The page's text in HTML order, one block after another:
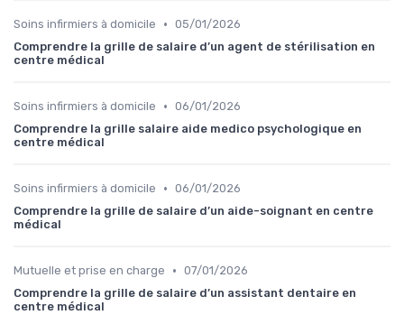
Soins infirmiers à domicile • 05/01/2026
Comprendre la grille de salaire d’un agent de stérilisation en
centre médical
Soins infirmiers à domicile • 06/01/2026
Comprendre la grille salaire aide medico psychologique en
centre médical
Soins infirmiers à domicile • 06/01/2026
Comprendre la grille de salaire d’un aide-soignant en centre
médical
Mutuelle et prise en charge • 07/01/2026
Comprendre la grille de salaire d’un assistant dentaire en
centre médical